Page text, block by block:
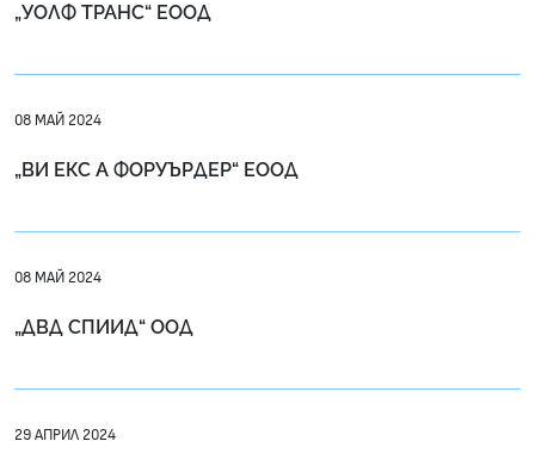
„УОЛФ ТРАНС“ ЕООД
08 МАЙ 2024
„ВИ ЕКС А ФОРУЪРДЕР“ ЕООД
08 МАЙ 2024
„ДВД СПИИД“ ООД
29 АПРИЛ 2024